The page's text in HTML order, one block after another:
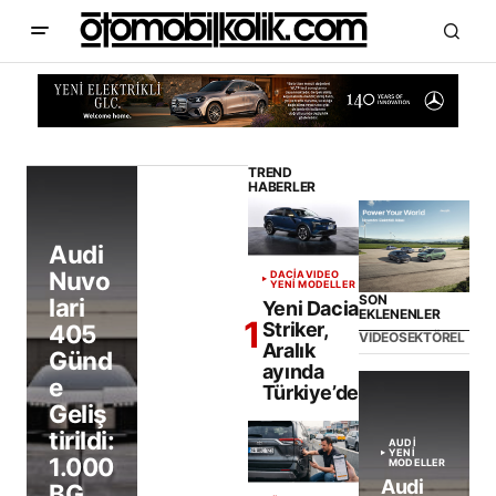
TREND
HABERLER
DACIAVIDEO
YENİ MODELLER
Yeni Dacia
Striker,
Aralık
ayında
Türkiye’de
Audi
Nuvo
lari
405
Günd
e
Geliş
tirildi:
1.000
SON
EKLENENLER
VIDEOSEKTÖREL
AUDI
YENİ
MODELLER
Audi